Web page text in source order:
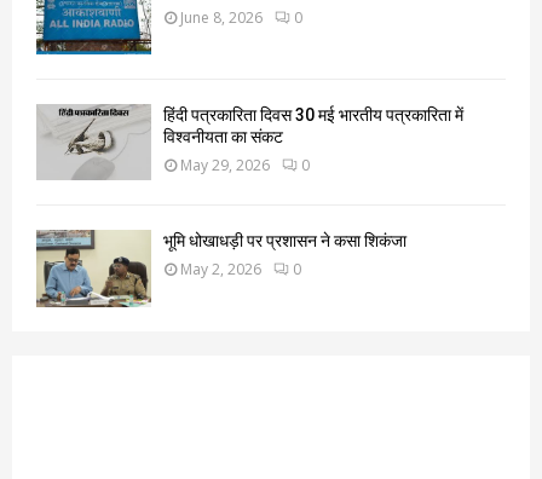
June 8, 2026 0
हिंदी पत्रकारिता दिवस 30 मई भारतीय पत्रकारिता में
विश्वनीयता का संकट
May 29, 2026 0
भूमि धोखाधड़ी पर प्रशासन ने कसा शिकंजा
May 2, 2026 0